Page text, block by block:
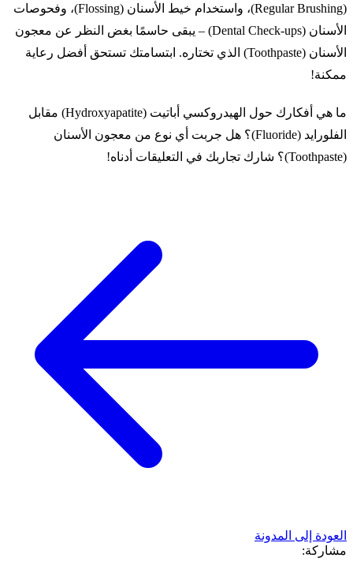
(Regular Brushing)، واستخدام خيط الأسنان (Flossing)، وفحوصات
الأسنان (Dental Check-ups) – يبقى حاسمًا بغض النظر عن معجون
الأسنان (Toothpaste) الذي تختاره. ابتسامتك تستحق أفضل رعاية
ممكنة!
ما هي أفكارك حول الهيدروكسي أباتيت (Hydroxyapatite) مقابل
الفلورايد (Fluoride)؟ هل جربت أي نوع من معجون الأسنان
(Toothpaste)؟ شارك تجاربك في التعليقات أدناه!
العودة إلى المدونة
مشاركة: